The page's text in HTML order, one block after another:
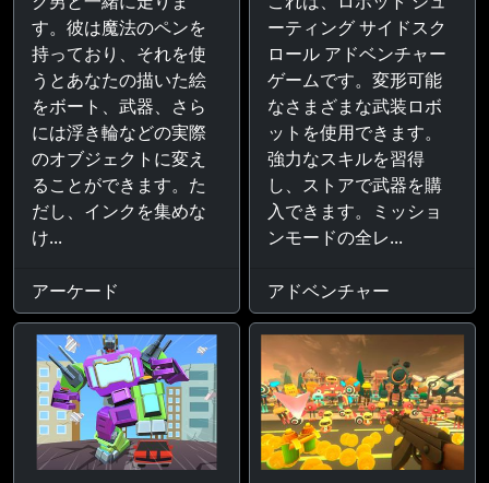
す。彼は魔法のペンを
持っており、それを使
うとあなたの描いた絵
をボート、武器、さら
には浮き輪などの実際
のオブジェクトに変え
ることができます。た
だし、インクを集めな
け...
アーケード
ーティング サイドスク
ロール アドベンチャー
ゲームです。変形可能
なさまざまな武装ロボ
ットを使用できます。
強力なスキルを習得
し、ストアで武器を購
入できます。ミッショ
ンモードの全レ...
アドベンチャー